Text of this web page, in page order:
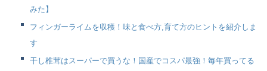
みた】
フィンガーライムを収穫！味と食べ方,育て方のヒントを紹介しま
す
干し椎茸はスーパーで買うな！国産でコスパ最強！毎年買ってる